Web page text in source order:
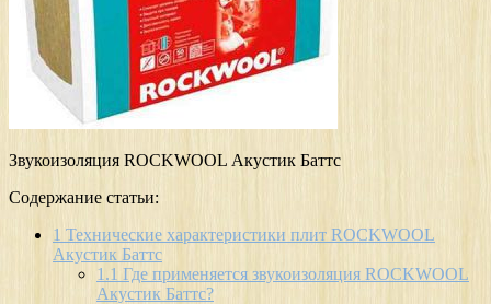
Звукоизоляция ROCKWOOL Акустик Баттс
Содержание статьи:
1 Технические характеристики плит ROCKWOOL
Акустик Баттс
1.1 Где применяется звукоизоляция ROCKWOOL
Акустик Баттс?